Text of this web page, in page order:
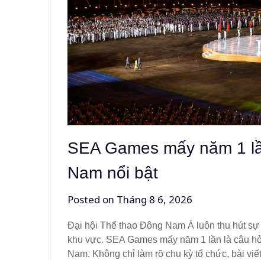
SEA Games mấy năm 1
Nam nổi bật
Posted on Tháng 8 6, 2026
Đại hội Thể thao Đông Nam Á luôn thu hút
khu vực. SEA Games mấy năm 1 lần là câu
Nam. Không chỉ làm rõ chu kỳ tổ chức, bài